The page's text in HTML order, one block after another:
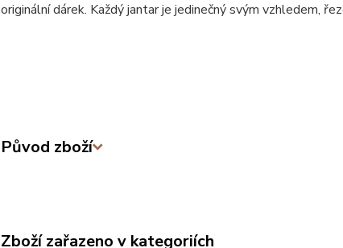
originální dárek. Každý jantar je jedinečný svým vzhledem,
Původ zboží
Zboží zařazeno v kategoriích